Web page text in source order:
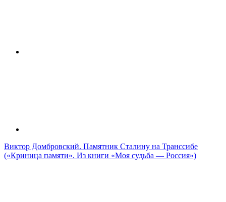
Виктор Домбровский. Памятник Сталину на Транссибе
(«Криница памяти». Из книги «Моя судьба — Россия»)